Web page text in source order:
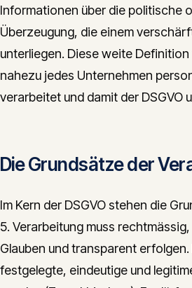
Informationen über die politische
Überzeugung, die einem
unterliegen. Diese weite
nahezu jedes Unternehmen
verarbeitet und damit der DSGVO
Die Grundsätze der
Im Kern der DSGVO stehen die
5. Verarbeitung muss
Glauben und transparent
festgelegte, eindeutige und